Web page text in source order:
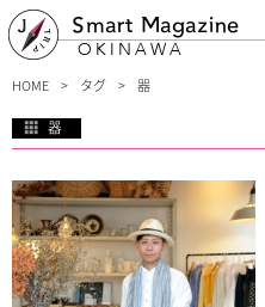
Smart Magazine
OKINAWA
HOME タグ 器
器
ですが、目から食事を楽しみましょう
なものから個性的な器まで。素敵な器を
家族へのお土産にもオススメですよ。